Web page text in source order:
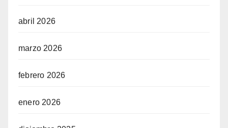
abril 2026
marzo 2026
febrero 2026
enero 2026